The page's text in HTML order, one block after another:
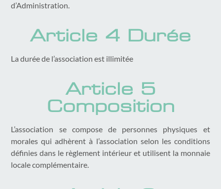
d’Administration.
Article 4 Durée
La durée de l’association est illimitée
Article 5
Composition
L’association se compose de personnes physiques et
morales qui adhèrent à l’association selon les conditions
définies dans le règlement intérieur et utilisent la monnaie
locale complémentaire.